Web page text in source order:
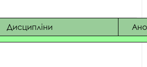
Дисципліни